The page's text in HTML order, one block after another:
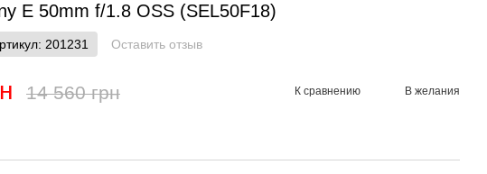
E 50mm f/1.8 OSS (SEL50F18)
201231 Оставить отзыв
14 560 грн К сравнению В желания